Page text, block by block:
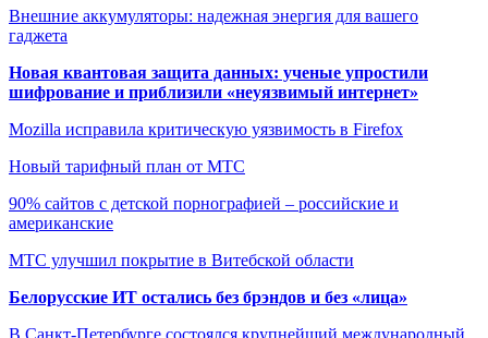
Внешние аккумуляторы: надежная энергия для вашего
гаджета
Новая квантовая защита данных: ученые упростили
шифрование и приблизили «неуязвимый интернет»
Mozilla исправила критическую уязвимость в Firefox
Новый тарифный план от МТС
90% сайтов с детской порнографией – российские и
американские
МТС улучшил покрытие в Витебской области
Белорусские ИТ остались без брэндов и без «лица»